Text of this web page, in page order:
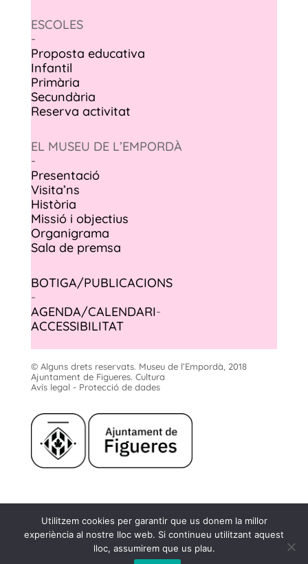
ESCOLES
-
Proposta educativa
Infantil
Primària
Secundària
Reserva activitat
EL MUSEU DE L’EMPORDÀ
-
Presentació
Visita’ns
Història
Missió i objectius
Organigrama
Sala de premsa
BOTIGA/PUBLICACIONS
-
AGENDA/CALENDARI-
ACCESSIBILITAT
© Alguns drets reservats. Museu de l’Empordà, 2018
Ajuntament de Figueres. Cultura
Avís legal - Protecció de dades
Museu de l'Empordà
Rambla, 2
17600 Figueres
infome@museuemporda.org972 50 23 05
Utilitzem cookies per garantir que us donem la millor
experiència al nostre lloc web. Si continueu utilitzant aquest
lloc, assumirem que us plau.